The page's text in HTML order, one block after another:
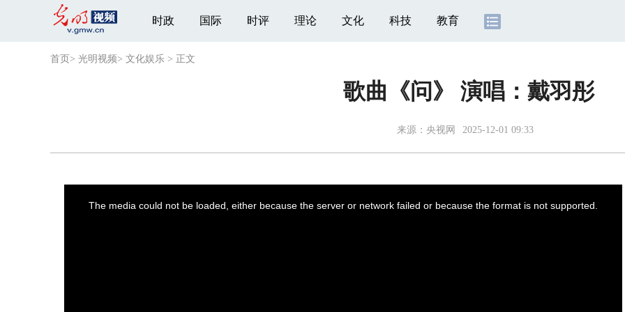
时政 国际 时评 理论 文化 科技 教育
首页 > 光明视频> 文化娱乐 > 正文
歌曲《问》 演唱：戴羽彤
来源： 央视网 2025-12-01 09:33
The media could not be loaded, either because the server or network failed or because the format is not supported.